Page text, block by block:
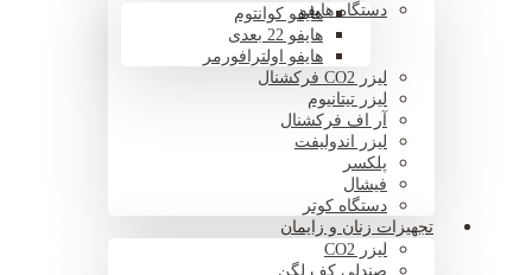
دستگاه هایفوهایفو کوانتوم
هایفو 22 بعدی
هایفو اولترافورمر
لیزر CO2 فرکشنال
لیزر تیتانیوم
آر اف فرکشنال
لیزر اندولیفت
پلکسر
فیشال
دستگاه کوتر
تجهیزات زنان و زایمان
لیزر CO2
صندلی کف لگن